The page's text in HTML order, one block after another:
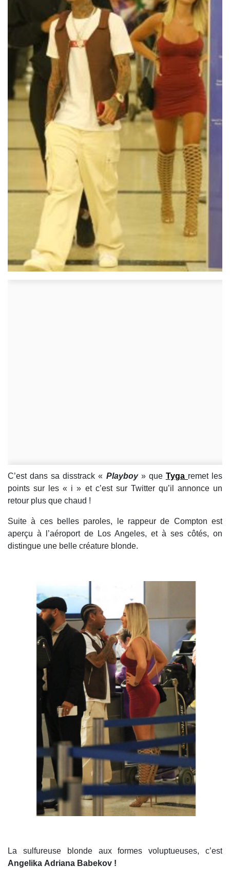
C’est dans sa disstrack « Playboy » que Tyga remet les
points sur les « i » et c’est sur Twitter qu’il annonce un
retour plus que chaud !
Suite à ces belles paroles, le rappeur de Compton est
aperçu à l’aéroport de Los Angeles, et à ses côtés, on
distingue une belle créature blonde.
La sulfureuse blonde aux formes voluptueuses, c’est
Angelika Adriana Babekov !